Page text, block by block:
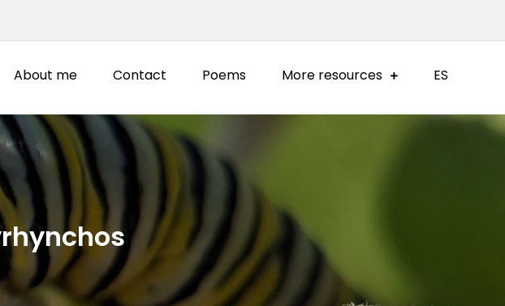
About me Contact Poems More resources ES